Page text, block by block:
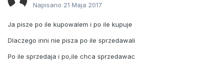
Napisano 21 Maja 2017
Ja pisze po ile kupowalem i po ile kupuje
Dlaczego inni nie pisza po ile sprzedawali
Po ile sprzedaja i po,ile chca sprzedawac